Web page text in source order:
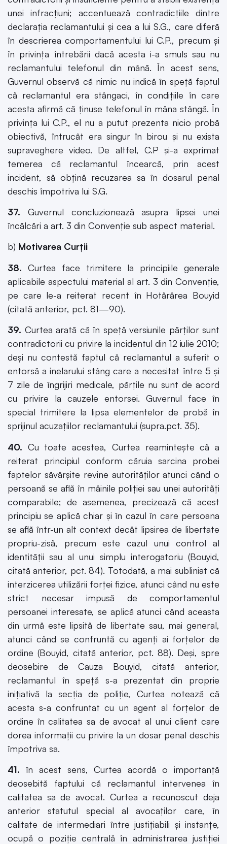
unei infracţiuni; accentuează contradicţiile dintre
declaraţia reclamantului şi cea a lui S.G., care diferă
în descrierea comportamentului lui C.P., precum şi
în privinţa întrebării dacă acesta i-a smuls sau nu
reclamantului telefonul din mână. În acest sens,
Guvernul observă că nimic nu indică în speţă faptul
că reclamantul era stângaci, în condiţiile în care
acesta afirmă că ţinuse telefonul în mâna stângă. În
privinţa lui C.P., el nu a putut prezenta nicio probă
obiectivă, întrucât era singur în birou şi nu exista
supraveghere video. De altfel, C.P şi-a exprimat
temerea că reclamantul încearcă, prin acest
incident, să obţină recuzarea sa în dosarul penal
deschis împotriva lui S.G.
37. Guvernul concluzionează asupra lipsei unei
încălcări a art. 3 din Convenţie sub aspect material.
b) Motivarea Curţii
38. Curtea face trimitere la principiile generale
aplicabile aspectului material al art. 3 din Convenţie,
pe care le-a reiterat recent în Hotărârea Bouyid
(citată anterior, pct. 81—90).
39. Curtea arată că în speţă versiunile părţilor sunt
contradictorii cu privire la incidentul din 12 iulie 2010;
deşi nu contestă faptul că reclamantul a suferit o
entorsă a inelarului stâng care a necesitat între 5 şi
7 zile de îngrijiri medicale, părţile nu sunt de acord
cu privire la cauzele entorsei. Guvernul face în
special trimitere la lipsa elementelor de probă în
sprijinul acuzaţiilor reclamantului (supra.pct. 35).
40. Cu toate acestea, Curtea reaminteşte că a
reiterat principiul conform căruia sarcina probei
faptelor săvârşite revine autorităţilor atunci când o
persoană se află în mâinile poliţiei sau unei autorităţi
comparabile; de asemenea, precizează că acest
principiu se aplică chiar şi în cazul în care persoana
se află într-un alt context decât lipsirea de libertate
propriu-zisă, precum este cazul unui control al
identităţii sau al unui simplu interogatoriu (Bouyid,
citată anterior, pct. 84). Totodată, a mai subliniat că
interzicerea utilizării forţei fizice, atunci când nu este
strict necesar impusă de comportamentul
persoanei interesate, se aplică atunci când aceasta
din urmă este lipsită de libertate sau, mai general,
atunci când se confruntă cu agenţi ai forţelor de
ordine (Bouyid, citată anterior, pct. 88). Deşi, spre
deosebire de Cauza Bouyid, citată anterior,
reclamantul în speţă s-a prezentat din proprie
iniţiativă la secţia de poliţie, Curtea notează că
acesta s-a confruntat cu un agent al forţelor de
ordine în calitatea sa de avocat al unui client care
dorea informaţii cu privire la un dosar penal deschis
împotriva sa.
41. în acest sens, Curtea acordă o importanţă
deosebită faptului că reclamantul intervenea în
calitatea sa de avocat. Curtea a recunoscut deja
anterior statutul special al avocaţilor care, în
calitate de intermediari între justiţiabili şi instanţe,
ocupă o poziţie centrală în administrarea justiţiei